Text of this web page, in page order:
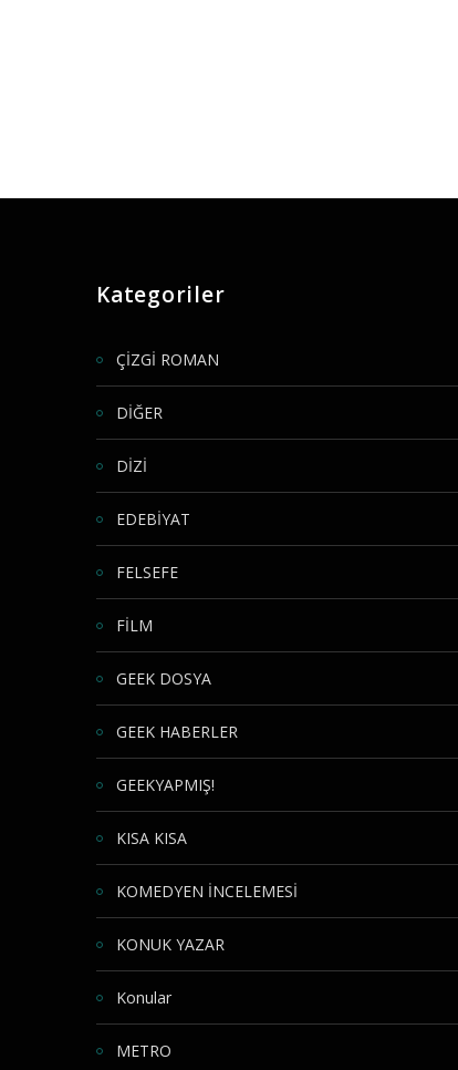
Kategoriler
ÇİZGİ ROMAN
DİĞER
DİZİ
EDEBİYAT
FELSEFE
FİLM
GEEK DOSYA
GEEK HABERLER
GEEKYAPMIŞ!
KISA KISA
KOMEDYEN İNCELEMESİ
KONUK YAZAR
Konular
METRO